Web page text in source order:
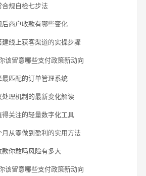
合规自检七步法
后商户收款有哪些变化
建线上获客渠道的实操步骤
该留意哪些支付政策新动向
最匹配的订单管理系统
处理机制的最新变化解读
得关注的轻量数字化工具
月从零做到盈利的实用方法
款你敢吗风险有多大
该留意哪些支付政策新动向